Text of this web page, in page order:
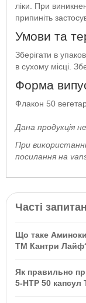
ліки. При
припиніть
Умови та
Зберігати в
в сухому місці.
Форма
Флакон 50
Дана продукція
При
посилання на
Часті
Що таке
ТМ Кантри
це натуральна
підтримує
Як правильно
5-HTP 50